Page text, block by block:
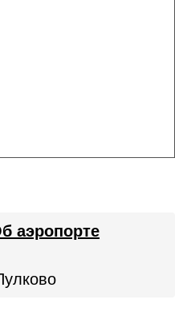
аэропорте